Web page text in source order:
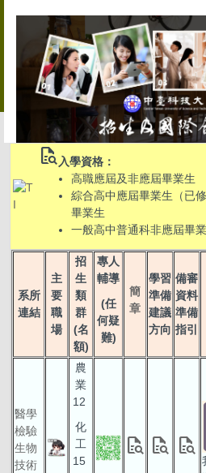
quick_reference_all 入學資格：
高職應屆及非應屆畢業生
綜合高中應屆畢業生（已
畢業生
一般高中普通科非應屆畢
系所
連結
主
要
職
場
招
生
類
群
(名
額)
專人
輔導
(任
何疑
難)
簡
章
學習
準備
建議
方向
備審
資料
準備
指引
醫學
檢驗
生物
技術
農
業
12
化
工
15
quick_reference_all quick_reference_all quick_reference_all